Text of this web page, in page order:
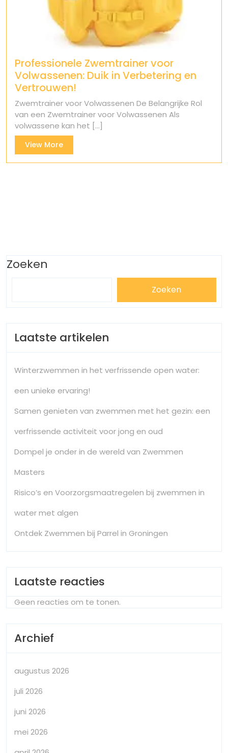
Professionele Zwemtrainer voor
Volwassenen: Duik in Verbetering en
Vertrouwen!
Zwemtrainer voor Volwassenen De Belangrijke Rol
van een Zwemtrainer voor Volwassenen Als
volwassene kan het [...]
View MoreView
More
Zoeken
Zoeken
Laatste artikelen
Winterzwemmen in het verfrissende open water:
een unieke ervaring!
Samen genieten van zwemmen met het gezin: een
verfrissende activiteit voor jong en oud
Dompel je onder in de wereld van Zwemmen
Masters
Risico’s en Voorzorgsmaatregelen bij zwemmen in
water met algen
Ontdek Zwemmen bij Parrel in Groningen
Laatste reacties
Geen reacties om te tonen.
Archief
augustus 2026
juli 2026
juni 2026
mei 2026